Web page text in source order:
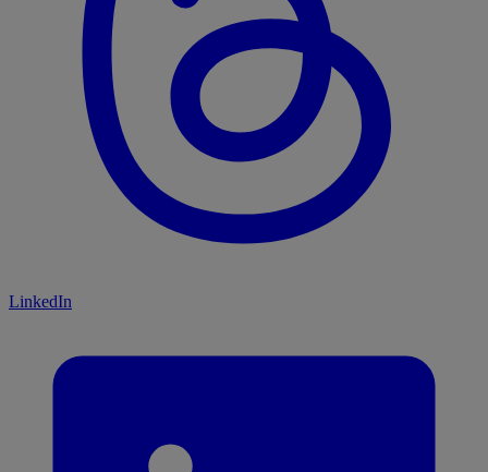
LinkedIn